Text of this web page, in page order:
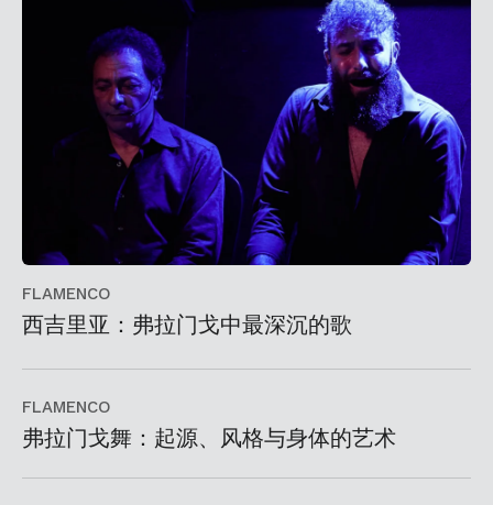
FLAMENCO
西吉里亚：弗拉门戈中最深沉的歌
FLAMENCO
弗拉门戈舞：起源、风格与身体的艺术